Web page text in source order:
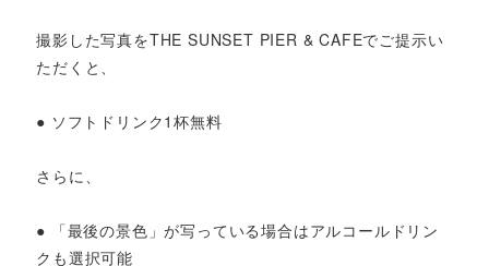
撮影した写真をTHE SUNSET PIER & CAFEでご提示い
ただくと、
● ソフトドリンク1杯無料
さらに、
● 「最後の景色」が写っている場合はアルコールドリン
クも選択可能